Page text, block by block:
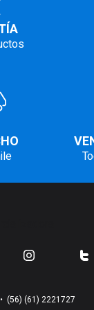
(56) (61) 2221727